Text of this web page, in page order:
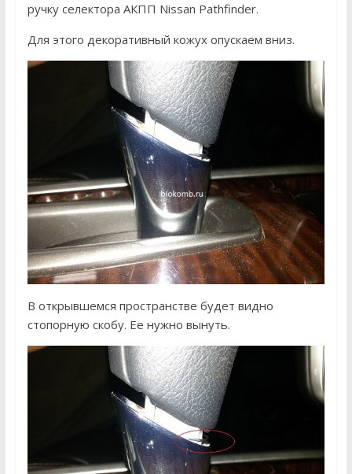
ручку селектора АКПП Nissan Pathfinder.
Для этого декоративный кожух опускаем вниз.
В открывшемся пространстве будет видно
стопорную скобу. Ее нужно вынуть.